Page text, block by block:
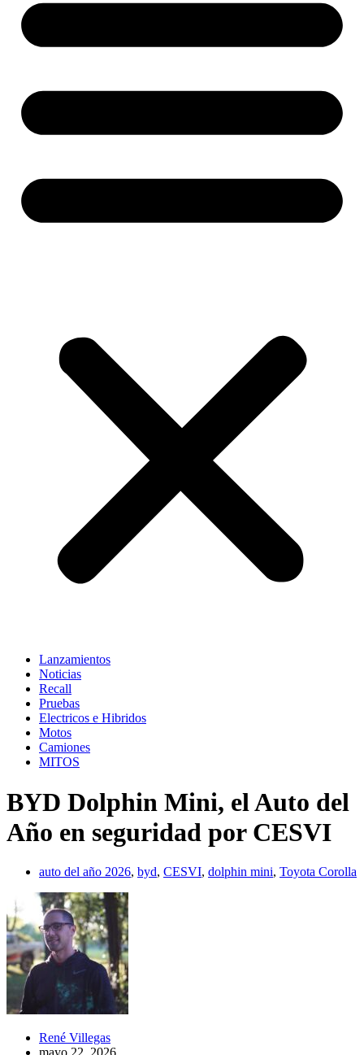
Lanzamientos
Noticias
Recall
Pruebas
Electricos e Hibridos
Motos
Camiones
MITOS
BYD Dolphin Mini, el Auto del
Año en seguridad por CESVI
auto del año 2026, byd, CESVI, dolphin mini, Toyota Corolla
René Villegas